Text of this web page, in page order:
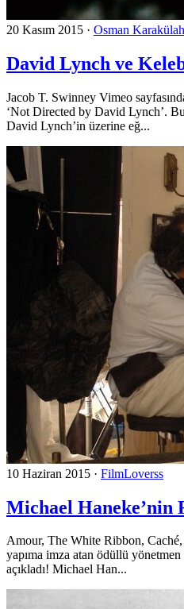
20 Kasım 2015 · Osman Karakülah
David Lynch ve
Jacob T. Swinney Vimeo
‘Not Directed by David Lynch’.
David Lynch’in üzerine eğ...
10 Haziran 2015 · FilmLoverss
Michael
Amour, The White Ribbon,
yapıma imza atan ödüllü
açıkladı! Michael Han...